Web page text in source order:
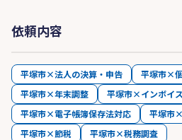
依頼内容
平塚市×法人の決算・申告
平塚市×
平塚市×年末調整
平塚市×インボイ
平塚市×電子帳簿保存法対応
平塚市
平塚市×節税
平塚市×税務調査